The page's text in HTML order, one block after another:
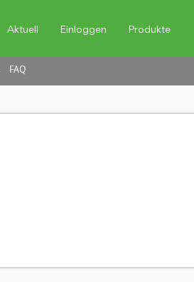
Aktuell Einloggen Produkte
FAQ